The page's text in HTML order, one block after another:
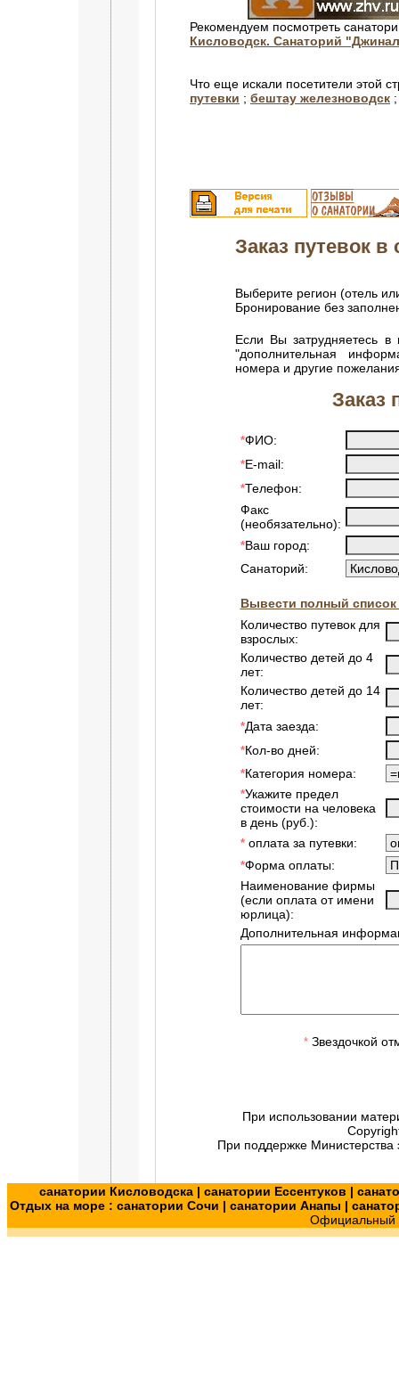
Рекомендуем посмотреть
Кисловодск. Санаторий
Что еще искали посетители этой
путевки ; бештау железноводск
Заказ путевок в
Выберите регион (отель
Бронирование без
Если Вы затрудняетесь
"дополнительная
номера и другие
Заказ
*ФИО:
*E-mail:
*Телефон:
Факс
(необязательно):
*Ваш город:
Санаторий:
Вывести полный список
Количество путевок для
взрослых:
Количество детей до 4
лет:
Количество детей до 14
лет:
*Дата заезда:
*Кол-во дней:
*Категория номера:
*Укажите предел
стоимости на человека
в день (руб.):
*оплата за путевки:
*Форма оплаты:
Наименование фирмы
(если оплата от имени
юрлица):
Дополнительная
*Звездочкой
При использовании
При поддержке Министерства
санатории Кисловодска| санатории Ессентуков |
Отдых на море : санатории Сочи | санатории Анапы |
Официальный